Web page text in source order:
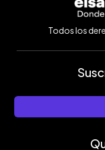
Todos los